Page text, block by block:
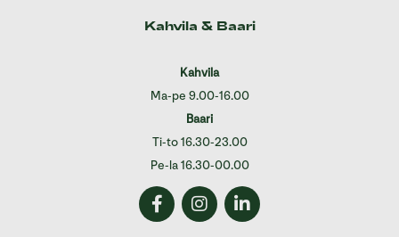
Kahvila & Baari
Kahvila
Ma-pe 9.00-16.00
Baari
Ti-to 16.30-23.00
Pe-la 16.30-00.00